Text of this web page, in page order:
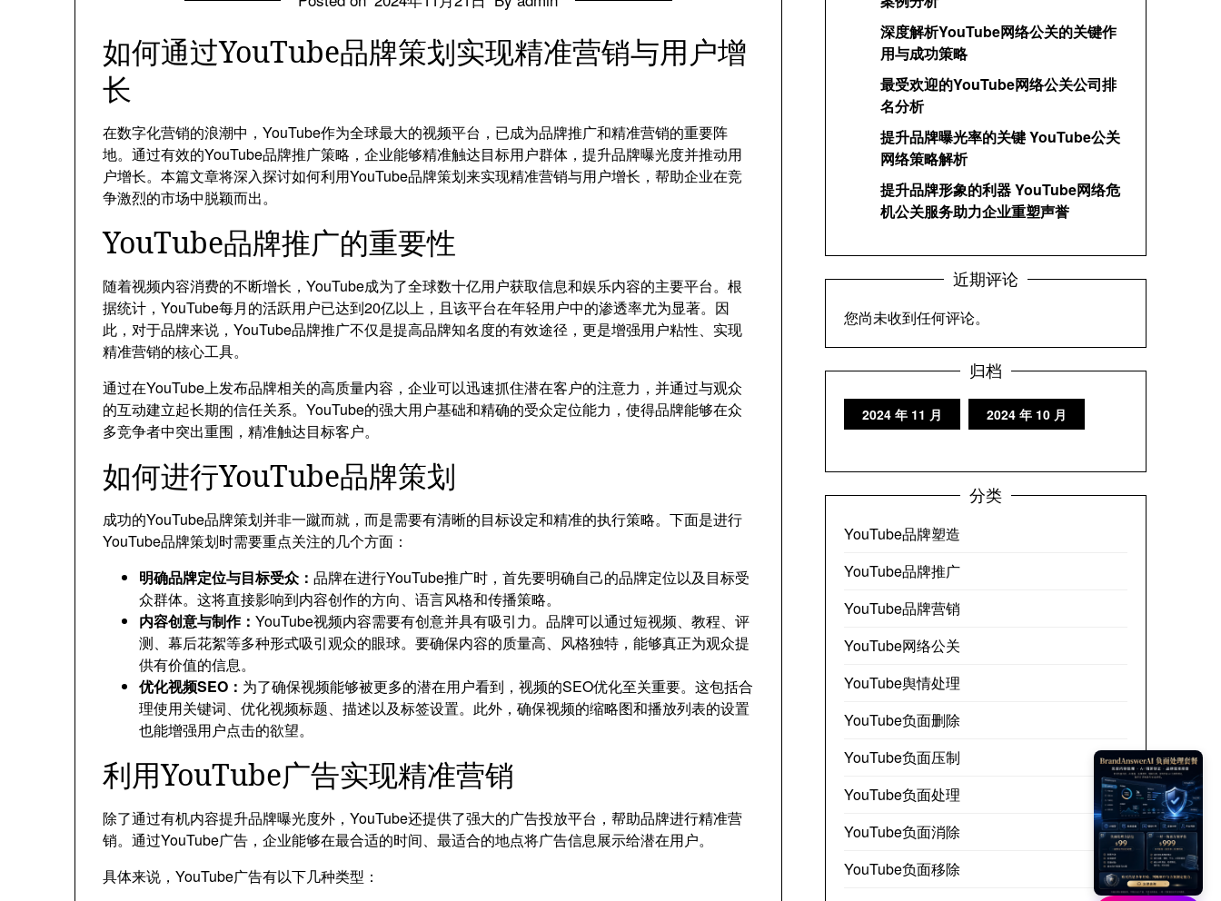
如何通过YouTube品牌策划实现精准营销与用户增
长
在数字化营销的浪潮中，YouTube作为全球最大的视频平台，已成为品牌推广和精准营销的重要阵
地。通过有效的YouTube品牌推广策略，企业能够精准触达目标用户群体，提升品牌曝光度并推动用
户增长。本篇文章将深入探讨如何利用YouTube品牌策划来实现精准营销与用户增长，帮助企业在竞
争激烈的市场中脱颖而出。
YouTube品牌推广的重要性
随着视频内容消费的不断增长，YouTube成为了全球数十亿用户获取信息和娱乐内容的主要平台。根
据统计，YouTube每月的活跃用户已达到20亿以上，且该平台在年轻用户中的渗透率尤为显著。因
此，对于品牌来说，YouTube品牌推广不仅是提高品牌知名度的有效途径，更是增强用户粘性、实现
精准营销的核心工具。
通过在YouTube上发布品牌相关的高质量内容，企业可以迅速抓住潜在客户的注意力，并通过与观众
的互动建立起长期的信任关系。YouTube的强大用户基础和精确的受众定位能力，使得品牌能够在众
多竞争者中突出重围，精准触达目标客户。
如何进行YouTube品牌策划
成功的YouTube品牌策划并非一蹴而就，而是需要有清晰的目标设定和精准的执行策略。下面是进行
YouTube品牌策划时需要重点关注的几个方面：
明确品牌定位与目标受众： 品牌在进行YouTube推广时，首先要明确自己的品牌定位以及目标受
众群体。这将直接影响到内容创作的方向、语言风格和传播策略。
内容创意与制作： YouTube视频内容需要有创意并具有吸引力。品牌可以通过短视频、教程、评
测、幕后花絮等多种形式吸引观众的眼球。要确保内容的质量高、风格独特，能够真正为观众提
供有价值的信息。
优化视频SEO： 为了确保视频能够被更多的潜在用户看到，视频的SEO优化至关重要。这包括合
理使用关键词、优化视频标题、描述以及标签设置。此外，确保视频的缩略图和播放列表的设置
也能增强用户点击的欲望。
利用YouTube广告实现精准营销
除了通过有机内容提升品牌曝光度外，YouTube还提供了强大的广告投放平台，帮助品牌进行精准营
销。通过YouTube广告，企业能够在最合适的时间、最适合的地点将广告信息展示给潜在用户。
具体来说，YouTube广告有以下几种类型：
深度解析YouTube网络公关的关键作
用与成功策略
最受欢迎的YouTube网络公关公司排
名分析
提升品牌曝光率的关键 YouTube公关
网络策略解析
提升品牌形象的利器 YouTube网络危
机公关服务助力企业重塑声誉
近期评论
您尚未收到任何评论。
归档
2024 年 11 月 2024 年 10 月
分类
YouTube品牌塑造
YouTube品牌推广
YouTube品牌营销
YouTube网络公关
YouTube舆情处理
YouTube负面删除
YouTube负面压制
YouTube负面处理
YouTube负面消除
YouTube负面移除